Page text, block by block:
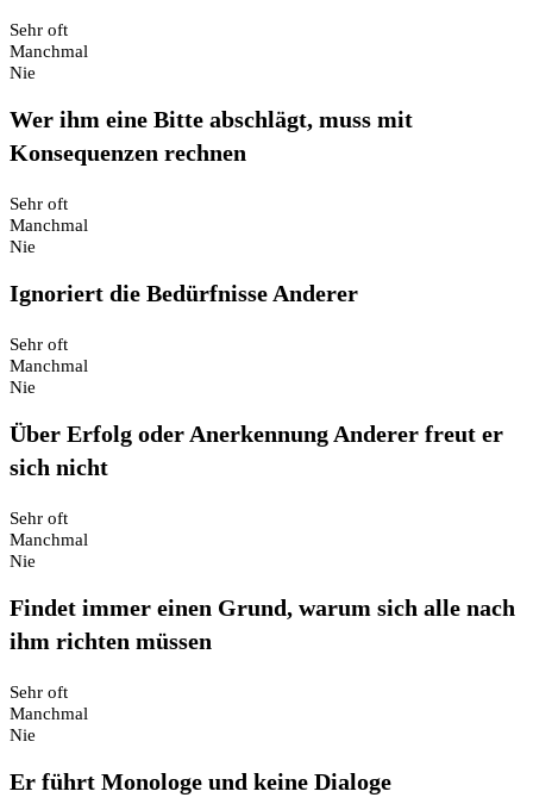
Sehr oft
Manchmal
Nie
Wer ihm eine Bitte abschlägt, muss mit
Konsequenzen rechnen
Sehr oft
Manchmal
Nie
Ignoriert die Bedürfnisse Anderer
Sehr oft
Manchmal
Nie
Über Erfolg oder Anerkennung Anderer freut er
sich nicht
Sehr oft
Manchmal
Nie
Findet immer einen Grund, warum sich alle nach
ihm richten müssen
Sehr oft
Manchmal
Nie
Er führt Monologe und keine Dialoge